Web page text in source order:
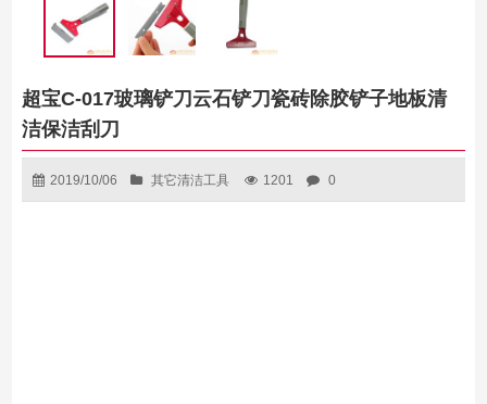
超宝C-017玻璃铲刀云石铲刀瓷砖除胶铲子地板清
洁保洁刮刀
2019/10/06 其它清洁工具 1201 0